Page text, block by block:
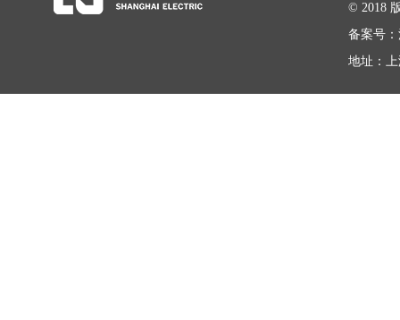
© 2018
备案号：
地址：